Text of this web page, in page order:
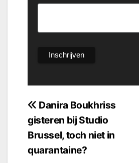
Bericht
navigatie
Danira Boukhriss
gisteren bij Studio
Brussel, toch niet in
quarantaine?